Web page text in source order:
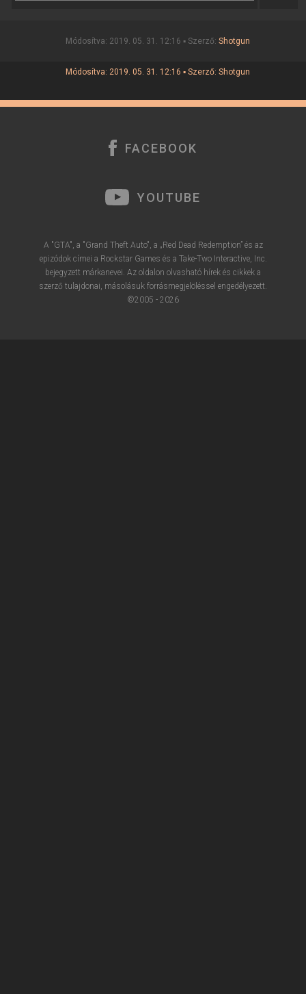
Módosítva: 2019. 05. 31. 12:16 ▪ Szerző: Shotgun
Módosítva: 2019. 05. 31. 12:16 ▪ Szerző: Shotgun
FACEBOOK
YOUTUBE
A "GTA", a "Grand Theft Auto", a „Red Dead Redemption” és az
epizódok címei a Rockstar Games és a Take-Two Interactive, Inc.
bejegyzett márkanevei. Az oldalon olvasható hírek és cikkek a
szerző tulajdonai, másolásuk forrásmegjelöléssel engedélyezett.
©2005 - 2026